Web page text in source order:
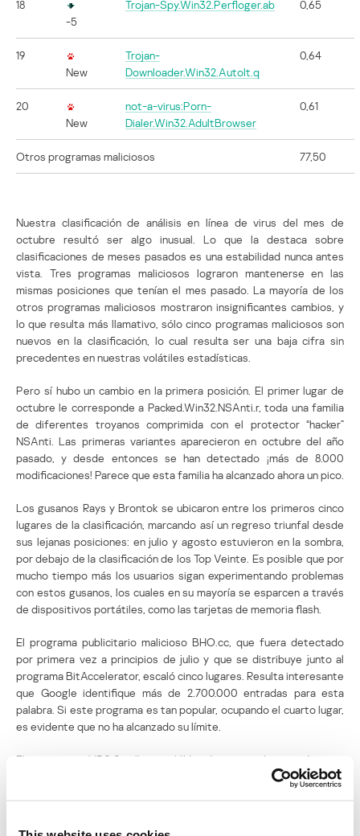
18
-5
Trojan-Spy.Win32.Perfloger.ab 0,65
19
New
Trojan-
Downloader.Win32.AutoIt.q
0,64
20
New
not-a-virus:Porn-
Dialer.Win32.AdultBrowser
0,61
Otros programas maliciosos 77,50
Nuestra clasificación de análisis en línea de virus del mes de
octubre resultó ser algo inusual. Lo que la destaca sobre
clasificaciones de meses pasados es una estabilidad nunca antes
vista. Tres programas maliciosos lograron mantenerse en las
mismas posiciones que tenían el mes pasado. La mayoría de los
otros programas maliciosos mostraron insignificantes cambios, y
lo que resulta más llamativo, sólo cinco programas maliciosos son
nuevos en la clasificación, lo cual resulta ser una baja cifra sin
precedentes en nuestras volátiles estadísticas.
Pero sí hubo un cambio en la primera posición. El primer lugar de
octubre le corresponde a Packed.Win32.NSAnti.r, toda una familia
de diferentes troyanos comprimida con el protector “hacker”
NSAnti. Las primeras variantes aparecieron en octubre del año
pasado, y desde entonces se han detectado ¡más de 8.000
modificaciones! Parece que esta familia ha alcanzado ahora un pico.
Los gusanos Rays y Brontok se ubicaron entre los primeros cinco
lugares de la clasificación, marcando así un regreso triunfal desde
sus lejanas posiciones: en julio y agosto estuvieron en la sombra,
por debajo de la clasificación de los Top Veinte. Es posible que por
mucho tiempo más los usuarios sigan experimentando problemas
con estos gusanos, los cuales en su mayoría se esparcen a través
de dispositivos portátiles, como las tarjetas de memoria flash.
El programa publicitario malicioso BHO.cc, que fuera detectado
por primera vez a principios de julio y que se distribuye junto al
programa BitAccelerator, escaló cinco lugares. Resulta interesante
que Google identifique más de 2.700.000 entradas para esta
palabra. Si este programa es tan popular, ocupando el cuarto lugar,
es evidente que no ha alcanzado su límite.
El virus script VBS.Small.a es el líder de septiembre en términos
de crecimiento. Aunque permanece en el octavo escalón, y dado
que utiliza el mismo método que Rays y Brontok para esparcirse,